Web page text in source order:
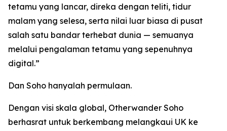
tetamu yang lancar, direka dengan teliti, tidur
malam yang selesa, serta nilai luar biasa di pusat
salah satu bandar terhebat dunia — semuanya
melalui pengalaman tetamu yang sepenuhnya
digital.”
Dan Soho hanyalah permulaan.
Dengan visi skala global, Otherwander Soho
berhasrat untuk berkembang melangkaui UK ke